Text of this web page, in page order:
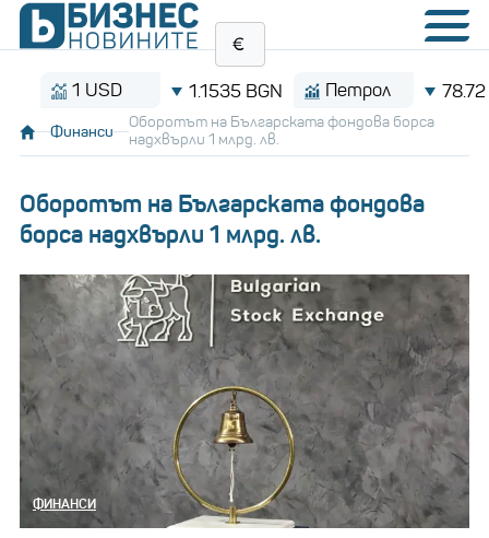
1 USD 1.1535 BGN Петрол 78.72 $/
Финанси
Оборотът на Българската фондова борса
надхвърли 1 млрд. лв.
Оборотът на Българската фондова
борса надхвърли 1 млрд. лв.
ФИНАНСИ